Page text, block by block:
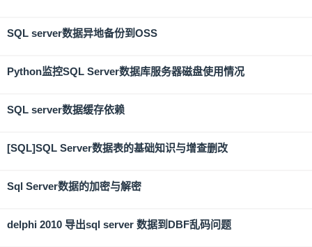
SQL server数据异地备份到OSS
Python监控SQL Server数据库服务器磁盘使用情况
SQL server数据缓存依赖
[SQL]SQL Server数据表的基础知识与增查删改
Sql Server数据的加密与解密
delphi 2010 导出sql server 数据到DBF乱码问题